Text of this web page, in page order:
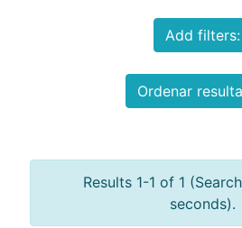
Add filters:
Ordenar
Results 1-1 of 1
seconds).